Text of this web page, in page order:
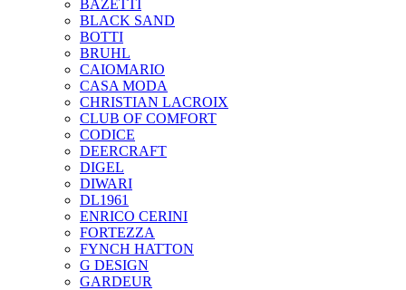
BAZETTI
BLACK SAND
BOTTI
BRUHL
CAIOMARIO
CASA MODA
CHRISTIAN LACROIX
CLUB OF COMFORT
CODICE
DEERCRAFT
DIGEL
DIWARI
DL1961
ENRICO CERINI
FORTEZZA
FYNCH HATTON
G DESIGN
GARDEUR